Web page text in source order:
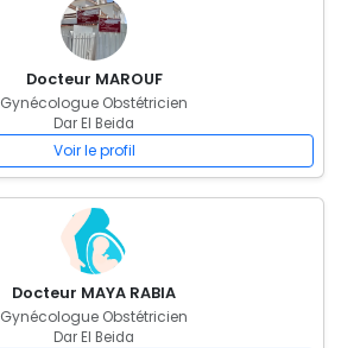
Docteur MAROUF
Gynécologue Obstétricien
Dar El Beida
Voir le profil
Docteur MAYA RABIA
Gynécologue Obstétricien
Dar El Beida